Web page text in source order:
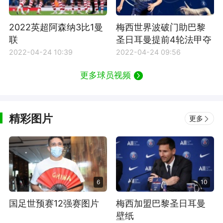
2022英超阿森纳3比1曼
联
2022-04-24 10:39
梅西世界波破门助巴黎
圣日耳曼提前4轮法甲夺
冠
2022-04-24 09:56
更多球员视频
精彩图片 更多
6
国足世预赛12强赛图片
10
梅西加盟巴黎圣日耳曼
壁纸